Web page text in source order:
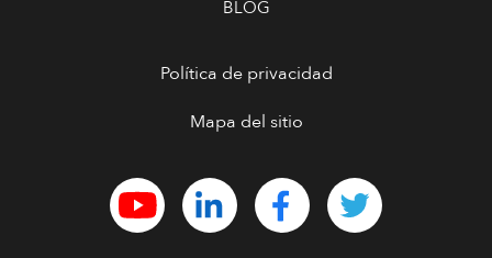
BLOG
Política de privacidad
Mapa del sitio